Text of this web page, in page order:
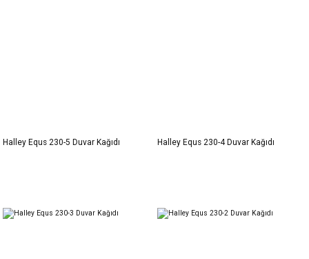
Halley Equs 230-5 Duvar Kağıdı Halley Equs 230-4 Duvar Kağıdı